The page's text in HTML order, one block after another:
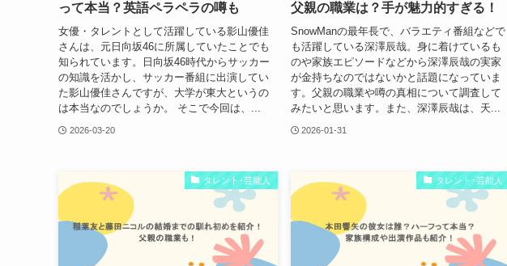
って本当？英語ペラペラの噂も
女優・タレントとして活躍している影山優佳
さんは、元日向坂46に所属していたことでも
知られています。日向坂46時代からサッカー
の知識を活かし、サッカー番組に出演してい
た影山優佳さんですが、大学が東大というの
は本当なのでしょうか。 そこで今回は、...
2026-03-20
父親の職業は？手が魅力的すぎる！
SnowManの最年長で、バラエティ番組などで
も活躍している深澤辰哉。身に着けているも
のや家族エピソードなどから深澤辰哉の実家
が金持ちなのではないかと話題になっていま
す。父親の職業や噂の真相について調査して
みたいと思います。また、深澤辰哉は、天...
2026-01-31
タレント･芸能人 タレント･芸能人